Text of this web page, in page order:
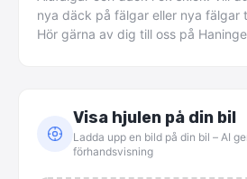
nya däck på fälgar eller nya fälgar
Hör gärna av dig till oss på Haninge
Visa hjulen på din bil
Ladda upp en bild på din bil – AI
förhandsvisning